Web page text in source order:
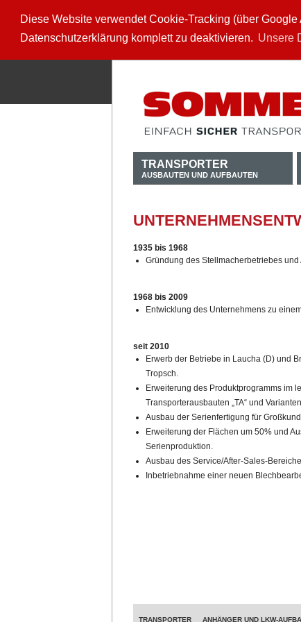
Diese Website verwendet Cookie-Tracking (über
Datenschutzerklärung komplett zu deaktivieren. Unsere
TRANSPORTER
AUSBAUTEN UND AUFBAUTEN
1935 bis 1968
Gründung des Stellmacherbetriebes
1968 bis 2009
Entwicklung des Unternehmens zu
seit 2010
Erwerb der Betriebe in Laucha (D) und
Tropsch.
Erweiterung des Produktprogramms im
Transporterausbauten „TA“ und
Ausbau der Serienfertigung für
Erweiterung der Flächen um 50% und
Serienproduktion.
Ausbau des Service/After-Sales-
Inbetriebnahme einer neuen
TRANSPORTER ANHÄNGER UND LKW-